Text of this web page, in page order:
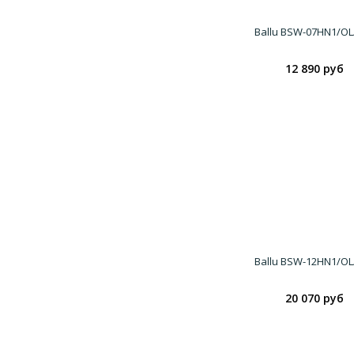
Ballu BSW-07HN1/
12 890 руб
Ballu BSW-12HN1/
20 070 руб